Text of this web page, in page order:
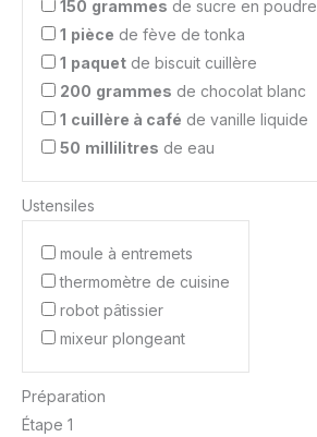
150 grammes de sucre en poudre
1 pièce de fève de tonka
1 paquet de biscuit cuillère
200 grammes de chocolat blanc
1 cuillère à café de vanille liquide
50 millilitres de eau
Ustensiles
moule à entremets
thermomètre de cuisine
robot pâtissier
mixeur plongeant
Préparation
Étape 1